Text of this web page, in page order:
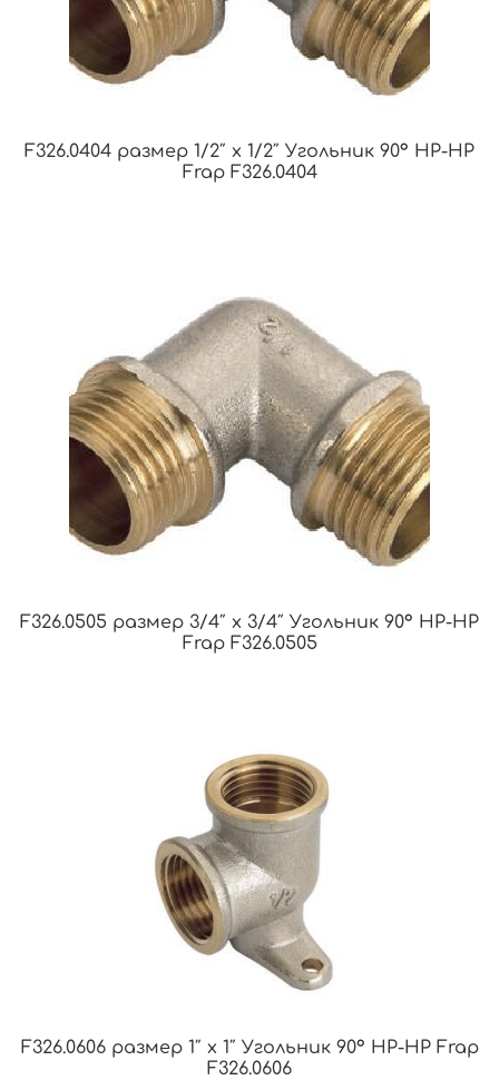
F326.0404 размер 1/2″ x 1/2″ Угольник 90° НР-НР
Frap F326.0404
F326.0505 размер 3/4″ x 3/4″ Угольник 90° НР-НР
Frap F326.0505
F326.0606 размер 1″ x 1″ Угольник 90° НР-НР Frap
F326.0606